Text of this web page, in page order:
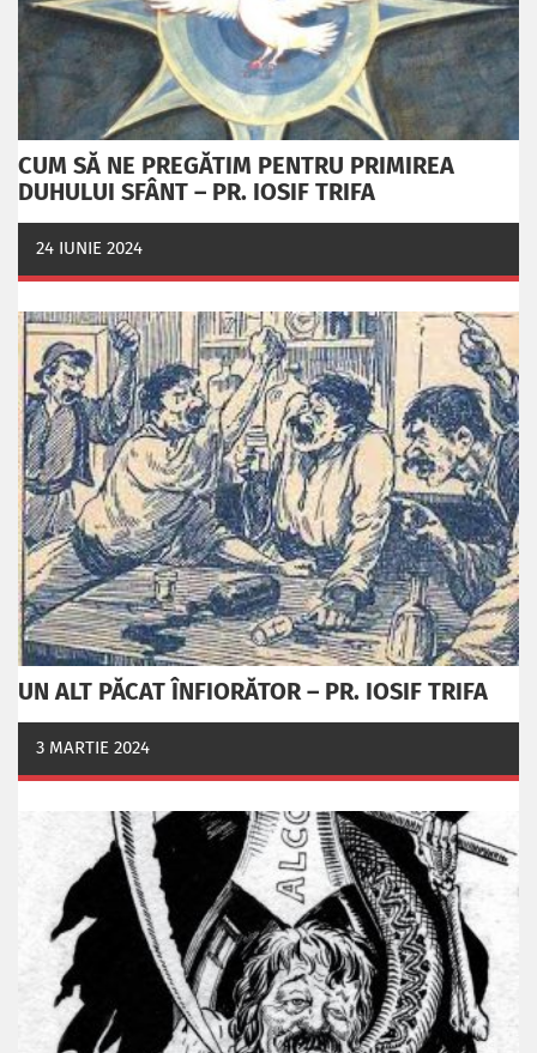
CUM SĂ NE PREGĂTIM PENTRU PRIMIREA
DUHULUI SFÂNT – PR. IOSIF TRIFA
24 IUNIE 2024
UN ALT PĂCAT ÎNFIORĂTOR – PR. IOSIF TRIFA
3 MARTIE 2024